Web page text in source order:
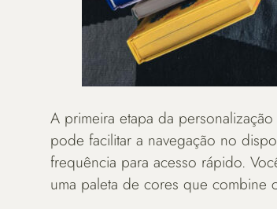
A primeira etapa da
pode facilitar a navegação no
frequência para acesso rápido.
uma paleta de cores que combine